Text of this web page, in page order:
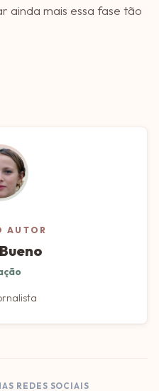
ainda mais essa fase tão
AUTOR
REDES SOCIAIS